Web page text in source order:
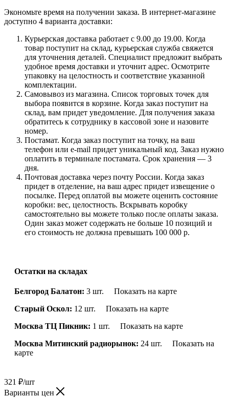
Экономьте время на получении заказа. В интернет-магазине
доступно 4 варианта доставки:
Курьерская доставка работает с 9.00 до 19.00. Когда
товар поступит на склад, курьерская служба свяжется
для уточнения деталей. Специалист предложит выбрать
удобное время доставки и уточнит адрес. Осмотрите
упаковку на целостность и соответствие указанной
комплектации.
Самовывоз из магазина. Список торговых точек для
выбора появится в корзине. Когда заказ поступит на
склад, вам придет уведомление. Для получения заказа
обратитесь к сотруднику в кассовой зоне и назовите
номер.
Постамат. Когда заказ поступит на точку, на ваш
телефон или e-mail придет уникальный код. Заказ нужно
оплатить в терминале постамата. Срок хранения — 3
дня.
Почтовая доставка через почту России. Когда заказ
придет в отделение, на ваш адрес придет извещение о
посылке. Перед оплатой вы можете оценить состояние
коробки: вес, целостность. Вскрывать коробку
самостоятельно вы можете только после оплаты заказа.
Один заказ может содержать не больше 10 позиций и
его стоимость не должна превышать 100 000 р.
Остатки на складах
Белгород Балатон: 3 шт.
Показать на карте
Старый Оскол: 12 шт.
Показать на карте
Москва ТЦ Пикник: 1 шт.
Показать на карте
Москва Митинский радиорынок: 24 шт.
Показать на
карте
321 ₽/шт
Варианты цен